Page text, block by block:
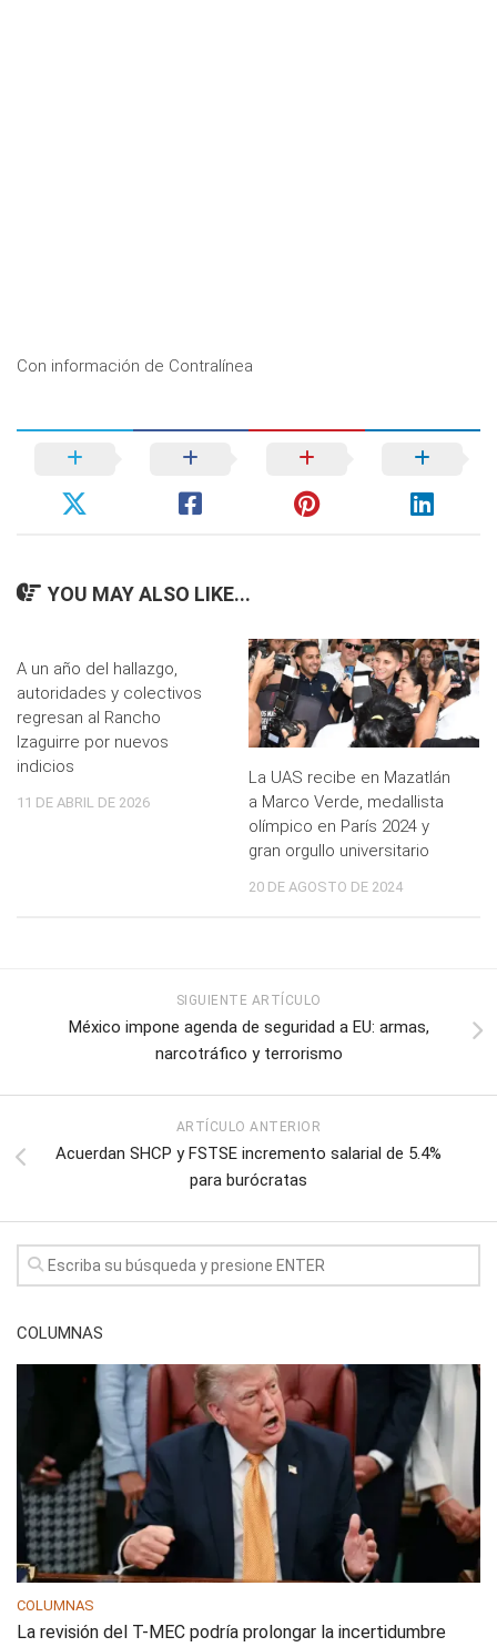
Con información de Contralínea
YOU MAY ALSO LIKE...
A un año del hallazgo,
autoridades y colectivos
regresan al Rancho
Izaguirre por nuevos
indicios
11 DE ABRIL DE 2026
La UAS recibe en Mazatlán
a Marco Verde, medallista
olímpico en París 2024 y
gran orgullo universitario
20 DE AGOSTO DE 2024
SIGUIENTE ARTÍCULO
México impone agenda de seguridad a EU: armas,
narcotráfico y terrorismo
ARTÍCULO ANTERIOR
Acuerdan SHCP y FSTSE incremento salarial de 5.4%
para burócratas
COLUMNAS
COLUMNAS
La revisión del T-MEC podría prolongar la incertidumbre